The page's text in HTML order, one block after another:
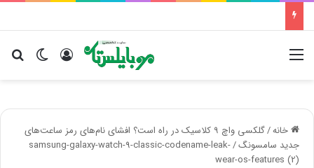
تغییر ورود
خانه/
گلکسی واچ ۹ کلاسیک در راه است؟ افشای نام‌های رمز ساعت‌های
جدید سامسونگ/
samsung-galaxy-watch-9-classic-codename-leak-
wear-os-features (2)